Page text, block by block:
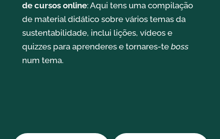
de cursos online: Aqui tens uma compilação
de material didático sobre vários temas da
sustentabilidade, inclui lições, vídeos e
quizzes para aprenderes e tornares-te boss
num tema.